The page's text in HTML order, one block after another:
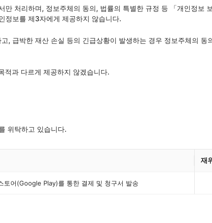
처리하며, 정보주체의 동의, 법률의 특별한 규정 등 「개인정보
정보를 제3자에게 제공하지 않습니다.
급박한 재산 손실 등의 긴급상황이 발생하는 경우 정보주체의 동
적과 다르게 제공하지 않겠습니다.
위탁하고 있습니다.
재
토어(Google Play)를 통한 결제 및 청구서 발송